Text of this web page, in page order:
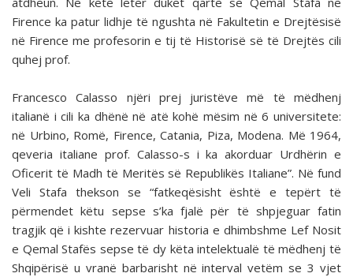
Firence ka patur lidhje të ngushta në Fakultetin e Drejtësisë
në Firence me profesorin e tij të Historisë së të Drejtës cili
quhej prof.
Francesco Calasso njëri prej juristëve më të mëdhenj
italianë i cili ka dhënë në atë kohë mësim në 6 universitete:
në Urbino, Romë, Firence, Catania, Piza, Modena. Më 1964,
qeveria italiane prof. Calasso-s i ka akorduar Urdhërin e
Oficerit të Madh të Meritës së Republikës Italiane”. Në fund
Veli Stafa thekson se “fatkeqësisht është e tepërt të
përmendet këtu sepse s’ka fjalë për të shpjeguar fatin
tragjik që i kishte rezervuar historia e dhimbshme Lef Nosit
e Qemal Stafës sepse të dy këta intelektualë të mëdhenj të
Shqipërisë u vranë barbarisht në interval vetëm se 3 vjet